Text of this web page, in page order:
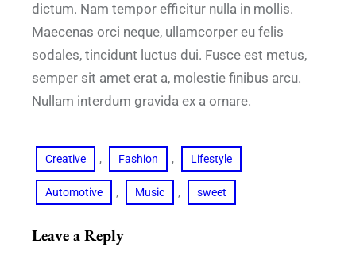
dictum. Nam tempor efficitur nulla in mollis.
Maecenas orci neque, ullamcorper eu felis
sodales, tincidunt luctus dui. Fusce est metus,
semper sit amet erat a, molestie finibus arcu.
Nullam interdum gravida ex a ornare.
Creative , Fashion , Lifestyle
Automotive , Music , sweet
Leave a Reply